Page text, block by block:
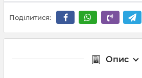
Поділитися:
Опис